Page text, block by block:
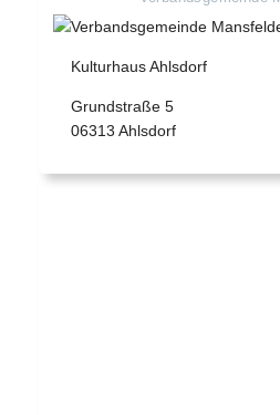
Kulturhaus Ahlsdorf
Grundstraße 5
06313 Ahlsdorf